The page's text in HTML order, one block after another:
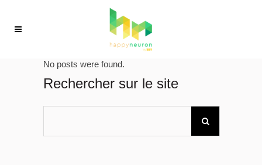
No posts were found.
Rechercher sur le site